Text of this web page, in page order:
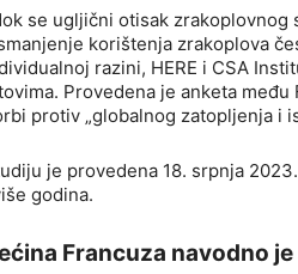
se ugljični otisak
korištenja zrakoplova
razini, HERE i CSA
Provedena je anketa
protiv „globalnog zatopljenja i
je provedena 18. srpnja
godina.
Francuza navodno